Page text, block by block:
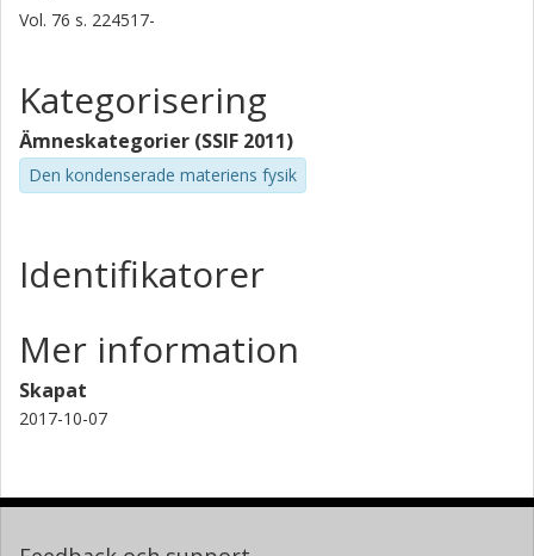
Vol. 76 s. 224517-
Kategorisering
Ämneskategorier (SSIF 2011)
Den kondenserade materiens fysik
Identifikatorer
Mer information
Skapat
2017-10-07